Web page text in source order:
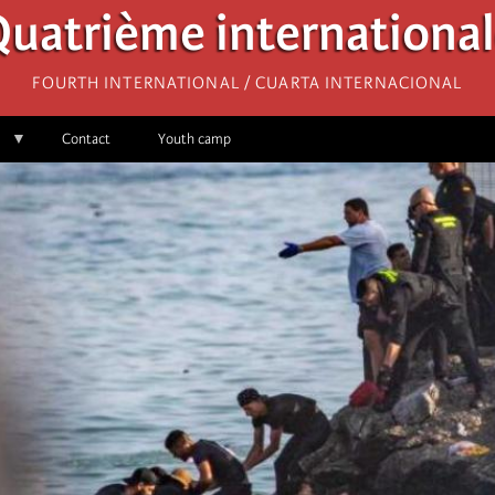
Fourth International / Cuarta Internacional
Contact Youth camp